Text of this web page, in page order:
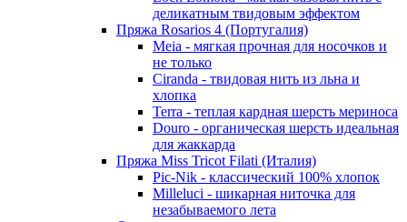
деликатным твидовым эффектом
Пряжа Rosarios 4 (Португалия)
Meia - мягкая прочная для носочков и
не только
Ciranda - твидовая нить из льна и
хлопка
Terra - теплая кардная шерсть мериноса
Douro - органическая шерсть идеальная
для жаккарда
Пряжа Miss Tricot Filati (Италия)
Pic-Nik - классический 100% хлопок
Milleluci - шикарная ниточка для
незабываемого лета